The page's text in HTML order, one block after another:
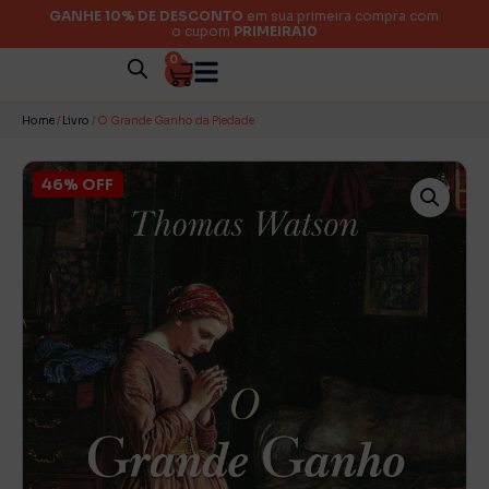
GANHE 10% DE DESCONTO em sua primeira compra com
o cupom PRIMEIRA10
0
Home / Livro / O Grande Ganho da Piedade
46% OFF